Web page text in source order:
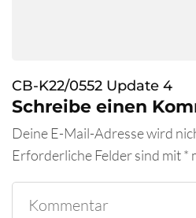
CB-K22/0552 Update 4
Schreibe einen
Deine E-Mail-Adresse wird
Erforderliche Felder sind mit*